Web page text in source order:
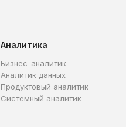
Аналитика
Бизнес-аналитик
Аналитик данных
Продуктовый аналитик
Системный аналитик